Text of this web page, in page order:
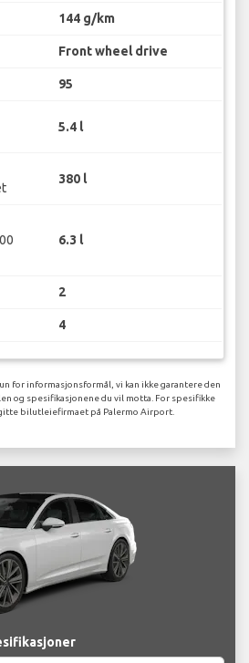
144 g/km
Front wheel drive
95
5.4 l
380 l
6.3 l
2
4
for informasjonsformål, vi kan ikke garantere den
og spesifikasjonene du vil motta. For spesifikke
bilutleiefirmaet på Palermo Airport.